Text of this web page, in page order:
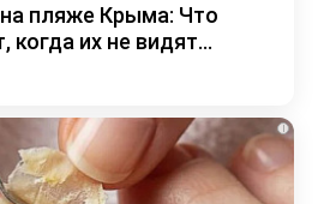
пляже Крыма: Что
их не видят...
i